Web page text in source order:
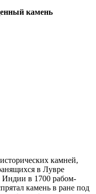
камень
камней,
в Лувре
Индии в 1700 рабом-
камень в ране под